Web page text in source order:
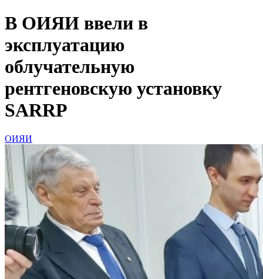
В ОИЯИ ввели в
эксплуатацию
облучательную
рентгеновскую установку
SARRP
ОИЯИ